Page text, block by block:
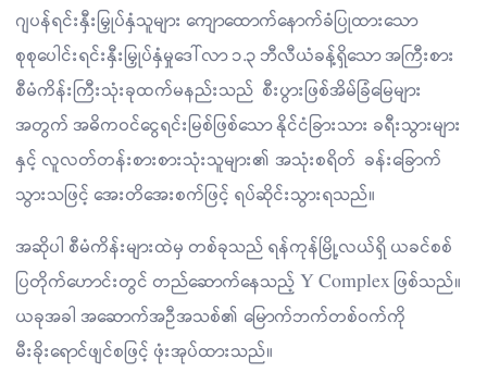
ဂျပန်ရင်းနှီးမြှုပ်နှံသူများ ကျောထောက်နောက်ခံပြုထားသော
စုစုပေါင်းရင်းနှီးမြှုပ်နှံမှုဒေါ်လာ ၁.၃ ဘီလီယံခန့်ရှိသော အကြီးစား
စီမံကိန်းကြီးသုံးခုထက်မနည်းသည် စီးပွားဖြစ်အိမ်ခြံမြေများ
အတွက် အဓိကဝင်ငွေရင်းမြစ်ဖြစ်သော နိုင်ငံခြားသား ခရီးသွားများ
နှင့် လူလတ်တန်းစားစားသုံးသူများ၏ အသုံးစရိတ် ခန်းခြောက်
သွားသဖြင့် အေးတိအေးစက်ဖြင့် ရပ်ဆိုင်းသွားရသည်။
အဆိုပါ စီမံကိန်းများထဲမှ တစ်ခုသည် ရန်ကုန်မြို့လယ်ရှိ ယခင်စစ်
ပြတိုက်ဟောင်းတွင် တည်ဆောက်နေသည့် Y Complex ဖြစ်သည်။
ယခုအခါ အဆောက်အဦအသစ်၏ မြောက်ဘက်တစ်ဝက်ကို
မီးခိုးရောင်ဖျင်စဖြင့် ဖုံးအုပ်ထားသည်။